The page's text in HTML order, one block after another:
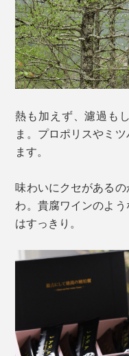
熱も加えず、濾過も
ま。プロポリスやミ
ます。
味わいにクセがある
わ。貴腐ワインのよ
はすっきり。